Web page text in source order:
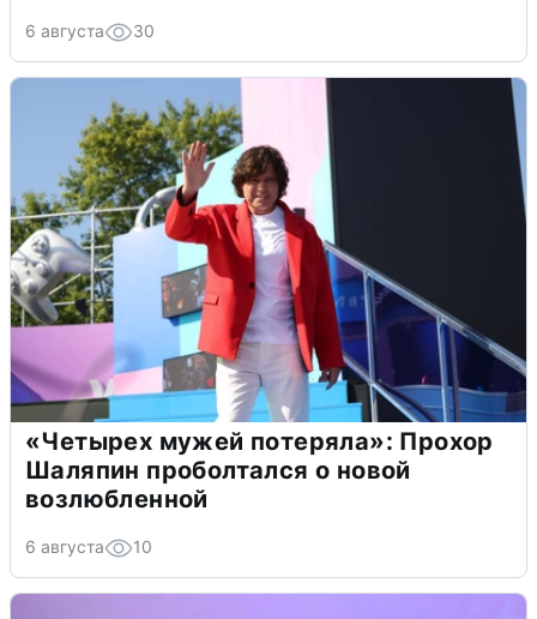
6 августа 30
«Четырех мужей потеряла»: Прохор
Шаляпин проболтался о новой
возлюбленной
6 августа 10